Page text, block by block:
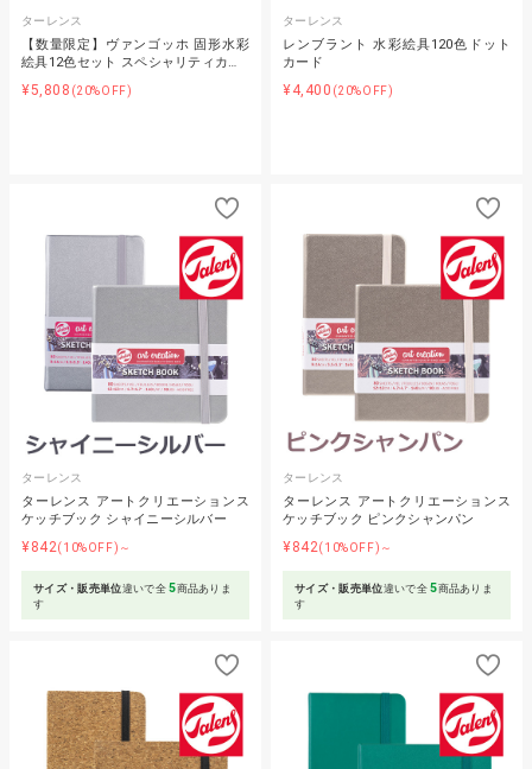
ターレンス
【数量限定】ヴァンゴッホ 固形水彩
絵具12色セット スペシャリティカ…
¥5,808 (20%OFF)
ターレンス
レンブラント 水彩絵具120色ドット
カード
¥4,400 (20%OFF)
ターレンス
ターレンス アートクリエーションス
ケッチブック シャイニーシルバー
¥842(10%OFF)～
サイズ・販売単位違いで全5商品ありま
す
ターレンス
ターレンス アートクリエーションス
ケッチブック ピンクシャンパン
¥842(10%OFF)～
サイズ・販売単位違いで全5商品ありま
す